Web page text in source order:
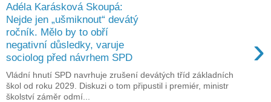
Adéla Karásková Skoupá:
Nejde jen „ušmiknout“ devátý
ročník. Mělo by to obří
negativní důsledky, varuje
sociolog před návrhem SPD
›
Vládní hnutí SPD navrhuje zrušení devátých tříd základních
škol od roku 2029. Diskuzi o tom připustil i premiér, ministr
školství záměr odmí...